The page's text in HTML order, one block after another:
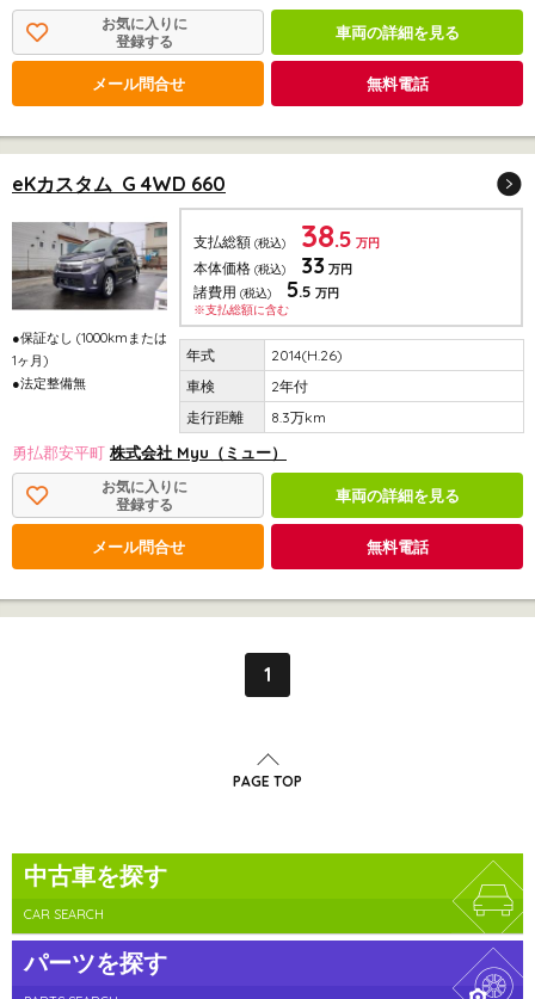
お気に入りに
登録する
車両の詳細を見る
メール問合せ 無料電話
eKカスタム G 4WD 660
●保証なし (1000kmまたは
1ヶ月)
●法定整備無
支払総額 (税込) 38.5 万円
本体価格 (税込) 33 万円
諸費用 (税込) 5.5 万円
※支払総額に含む
2014(H.26)
2年付
8.3万km
勇払郡安平町 株式会社 Myu（ミュー）
お気に入りに
登録する
車両の詳細を見る
メール問合せ 無料電話
1
PAGE TOP
中古車を探す
CAR SEARCH
パーツを探す